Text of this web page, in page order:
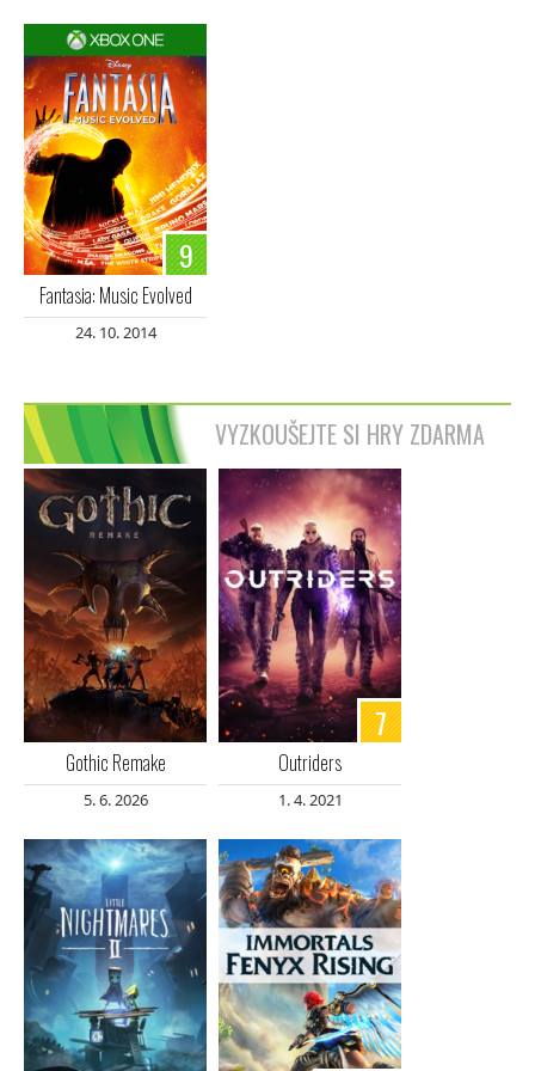
9
Fantasia: Music Evolved
24. 10. 2014
VYZKOUŠEJTE SI HRY ZDARMA
Gothic Remake
5. 6. 2026
7
Outriders
1. 4. 2021